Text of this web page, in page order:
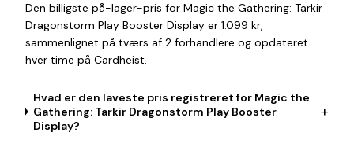
Den billigste på-lager-pris for Magic the Gathering: Tarkir
Dragonstorm Play Booster Display er 1.099 kr,
sammenlignet på tværs af 2 forhandlere og opdateret
hver time på Cardheist.
Hvad er den laveste pris registreret for Magic the
Gathering: Tarkir Dragonstorm Play Booster
Display?
+